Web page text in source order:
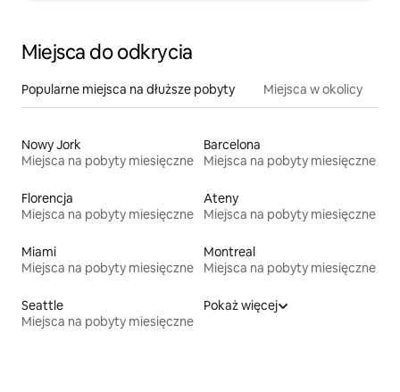
Miejsca do odkrycia
Popularne miejsca na dłuższe pobyty Miejsca w okolicy
Nowy Jork
Miejsca na pobyty miesięczne
Barcelona
Miejsca na pobyty miesięczne
Florencja
Miejsca na pobyty miesięczne
Ateny
Miejsca na pobyty miesięczne
Miami
Miejsca na pobyty miesięczne
Montreal
Miejsca na pobyty miesięczne
Seattle
Miejsca na pobyty miesięczne
Pokaż więcej